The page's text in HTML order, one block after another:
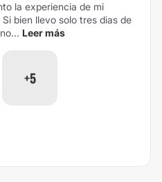
la experiencia de mi
bien llevo solo tres dias de
Leer más
+5